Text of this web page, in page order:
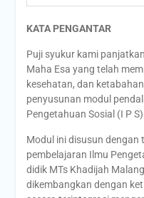
KATA PENGANTAR
Puji syukur kami
Maha Esa yang telah
kesehatan, dan
penyusunan modul
Pengetahuan Sosial (I P
Modul ini disusun dengan
pembelajaran Ilmu
didik MTs Khadijah
dikembangkan dengan